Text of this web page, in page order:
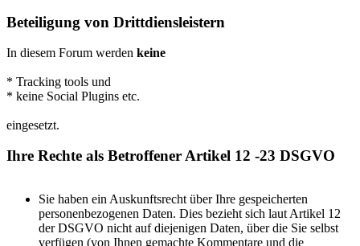
Beteiligung von Drittdiensleistern
In diesem Forum werden keine
* Tracking tools und
* keine Social Plugins etc.
eingesetzt.
Ihre Rechte als Betroffener Artikel 12 -23 DSGVO
Sie haben ein Auskunftsrecht über Ihre gespeicherten
personenbezogenen Daten. Dies bezieht sich laut Artikel 12
der DSGVO nicht auf diejenigen Daten, über die Sie selbst
verfügen (von Ihnen gemachte Kommentare und die